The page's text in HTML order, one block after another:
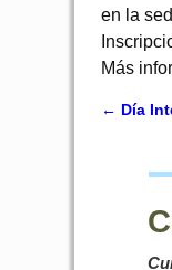
en la
Más
← Día